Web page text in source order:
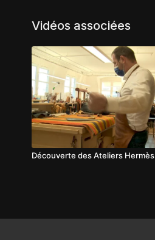
Vidéos associées
Découverte des Ateliers Hermès